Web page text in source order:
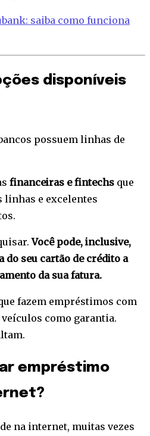
saiba como funciona
disponíveis
possuem linhas de
financeiras e fintechs que
linhas e excelentes
Você pode, inclusive,
do seu cartão de crédito a
da sua fatura.
fazem empréstimos com
como garantia.
empréstimo
na internet, muitas vezes